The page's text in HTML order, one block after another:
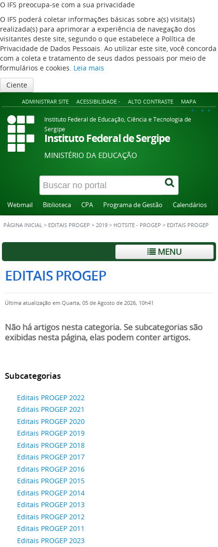
O IFS preocupa-se com a sua privacidade
O IFS poderá coletar informações básicas sobre a(s) visita(s)
realizada(s) para aprimorar a experiência de navegação dos
visitantes deste site, segundo o que estabelece a Política de
Privacidade de Dados Pessoais. Ao utilizar este site, você concorda
com a coleta e tratamento de seus dados pessoais por meio de
formulários e cookies. Leia mais
Ciente
ADMINISTRAR SITE ACESSIBILIDADE - ALTO CONTRASTE MAPA
A+ A A-
Instituto Federal de Educação, Ciência e Tecnologia de
Sergipe
Instituto Federal de Sergipe
MINISTÉRIO DA EDUCAÇÃO
Webmail Biblioteca CPA Programa de Gestão Calendários
PÁGINA INICIAL > EDITAIS PROGEP > 2019 > HOTSITE - PROGEP > EDITAIS PROGEP
MENU
EDITAIS PROGEP
Última atualização em Quarta, 05 de Agosto de 2026, 10h41
Não há artigos nesta categoria. Se subcategorias são
exibidas nesta página, elas podem conter artigos.
Subcategorias
Editais PROGEP 2022
Editais PROGEP 2021
Editais PROGEP 2020
Editais PROGEP 2019
Editais PROGEP 2018
Editais PROGEP 2017
Editais PROGEP 2016
Editais PROGEP 2015
Editais PROGEP 2014
Editais PROGEP 2013
Editais PROGEP 2012
Editais PROGEP 2011
Editais PROGEP 2023